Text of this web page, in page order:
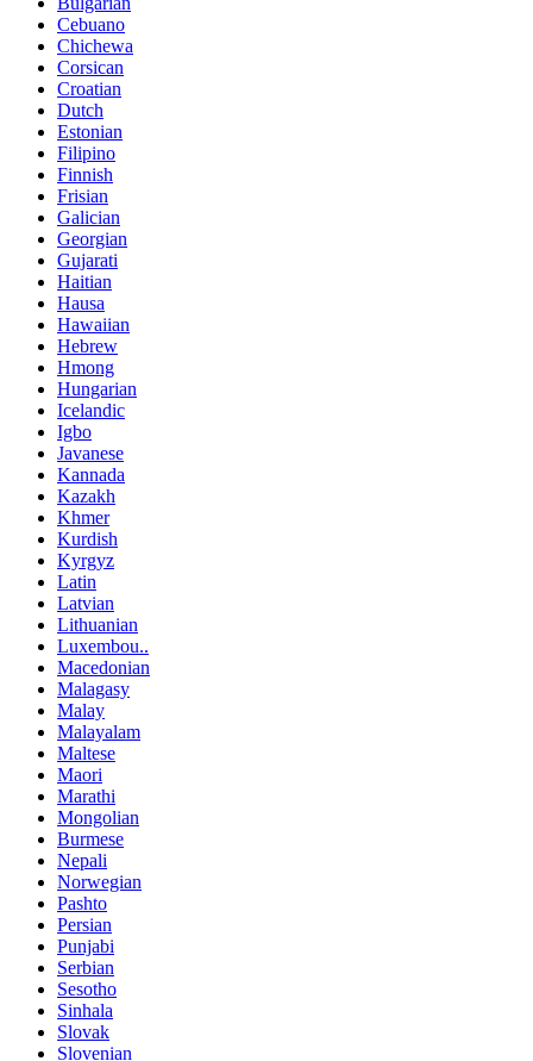
Cebuano
Chichewa
Corsican
Croatian
Dutch
Estonian
Filipino
Finnish
Frisian
Galician
Georgian
Gujarati
Haitian
Hausa
Hawaiian
Hebrew
Hmong
Hungarian
Icelandic
Igbo
Javanese
Kannada
Kazakh
Khmer
Kurdish
Kyrgyz
Latin
Latvian
Lithuanian
Luxembou..
Macedonian
Malagasy
Malay
Malayalam
Maltese
Maori
Marathi
Mongolian
Burmese
Nepali
Norwegian
Pashto
Persian
Punjabi
Serbian
Sesotho
Sinhala
Slovak
Slovenian